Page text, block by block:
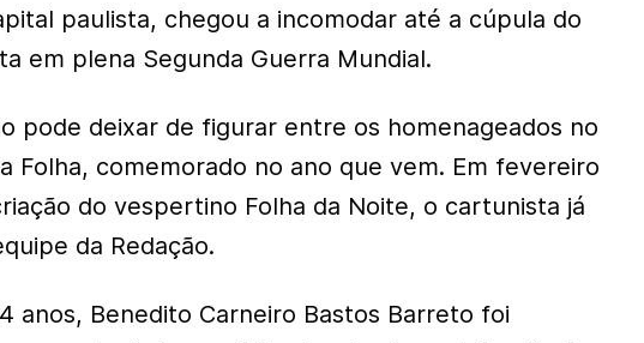
paulista, chegou a incomodar até a cúpula do
em plena Segunda Guerra Mundial.
pode deixar de figurar entre os homenageados no
Folha, comemorado no ano que vem. Em fevereiro
do vespertino Folha da Noite, o cartunista já
da Redação.
anos, Benedito Carneiro Bastos Barreto foi